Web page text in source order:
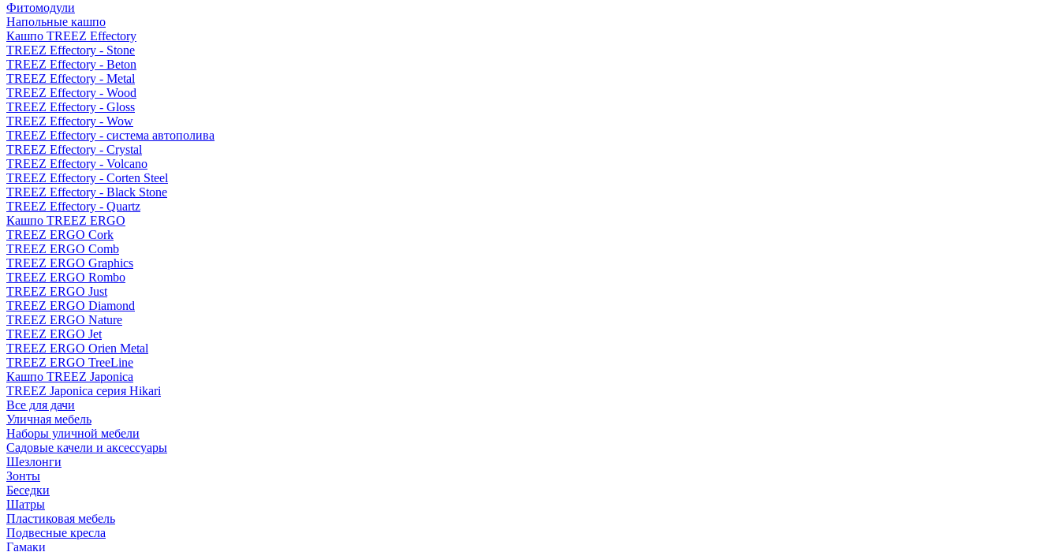
Фитомодули
Напольные кашпо
Кашпо TREEZ Effectory
TREEZ Effectory - Stone
TREEZ Effectory - Beton
TREEZ Effectory - Metal
TREEZ Effectory - Wood
TREEZ Effectory - Gloss
TREEZ Effectory - Wow
TREEZ Effectory - система автополива
TREEZ Effectory - Crystal
TREEZ Effectory - Volcano
TREEZ Effectory - Corten Steel
TREEZ Effectory - Black Stone
TREEZ Effectory - Quartz
Кашпо TREEZ ERGO
TREEZ ERGO Cork
TREEZ ERGO Comb
TREEZ ERGO Graphics
TREEZ ERGO Rombo
TREEZ ERGO Just
TREEZ ERGO Diamond
TREEZ ERGO Nature
TREEZ ERGO Jet
TREEZ ERGO Orien Metal
TREEZ ERGO TreeLine
Кашпо TREEZ Japonica
TREEZ Japonica серия Hikari
Все для дачи
Уличная мебель
Наборы уличной мебели
Садовые качели и аксессуары
Шезлонги
Зонты
Беседки
Шатры
Пластиковая мебель
Подвесные кресла
Гамаки